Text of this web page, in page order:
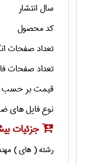
سال انتشار
کد محصول
تعداد صفحات
تعداد صفحات
قیمت بر حسب
نوع فایل های
جزئیات
رشته ( های )